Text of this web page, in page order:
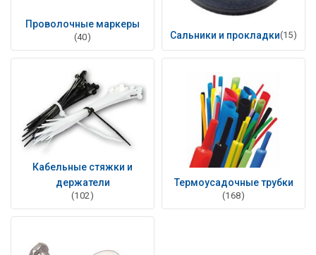
Проволочные маркеры
(40) Сальники и прокладки(15)
Кабельные стяжки и
держатели
(102)
Термоусадочные трубки
(168)